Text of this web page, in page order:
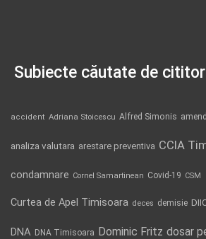
Subiecte căutate de
accident Adriana Stoicescu Alfred Simonis
analiza valutara arestare preventiva CCIA
condamnare Cornel Samartinean Covid-19 CSM
Curtea de Apel Timisoara deces demisie
DNA DNA Timisoara Dominic Fritz dosar